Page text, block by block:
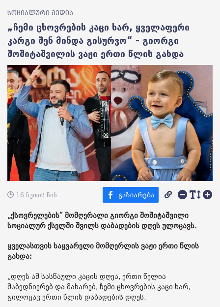
სოციალური მედია
„ჩემი ცხოვრების კაცი ხარ, ყველაფერი
კარგი შენ მინდა გისურვო“ - გიორგი
შოშიტაშვილის ვაჟი ერთი წლის გახდა
16 წუთის წინ
„ქსოვრელების“ მომღერალი გიორგი შოშიტაშვილი
სოციალურ ქსელში შვილს დაბადების დღეს ულოცავს.
ყველასთვის საყვარელი მომღერლის ვაჟი ერთი წლის
გახდა:
„დღეს ამ სასწაული კაცის დღეა, ერთი წელია
მაბედნიერებ და მახარებ, ჩემი ცხოვრების კაცი ხარ,
გილოცავ ერთი წლის დაბადების დღეს.